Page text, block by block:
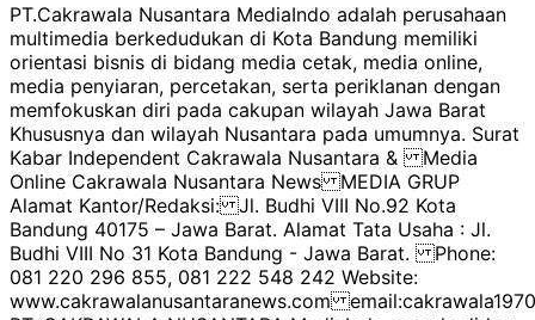
PT.Cakrawala Nusantara MediaIndo adalah perusahaan
multimedia berkedudukan di Kota Bandung memiliki
orientasi bisnis di bidang media cetak, media online,
media penyiaran, percetakan, serta periklanan dengan
memfokuskan diri pada cakupan wilayah Jawa Barat
Khususnya dan wilayah Nusantara pada umumnya. Surat
Kabar Independent Cakrawala Nusantara & Media
Online Cakrawala Nusantara News MEDIA GRUP
Alamat Kantor/Redaksi: Jl. Budhi VIII No.92 Kota
Bandung 40175 – Jawa Barat. Alamat Tata Usaha : Jl.
Budhi VIII No 31 Kota Bandung - Jawa Barat. Phone:
081 220 296 855, 081 222 548 242 Website:
www.cakrawalanusantaranews.com